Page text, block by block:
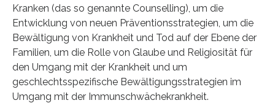
Kranken (das so genannte Counselling), um die
Entwicklung von neuen Präventionsstrategien, um die
Bewältigung von Krankheit und Tod auf der Ebene der
Familien, um die Rolle von Glaube und Religiosität für
den Umgang mit der Krankheit und um
geschlechtsspezifische Bewältigungsstrategien im
Umgang mit der Immunschwächekrankheit.